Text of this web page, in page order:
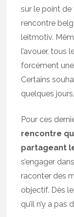
sur le point de
rencontre
leitmotiv.
l’avouer, tous
forcément
Certains
quelques
Pour ces
rencontre
partageant
s’engager
raconter des
objectif. Dès
qu’il n’y a